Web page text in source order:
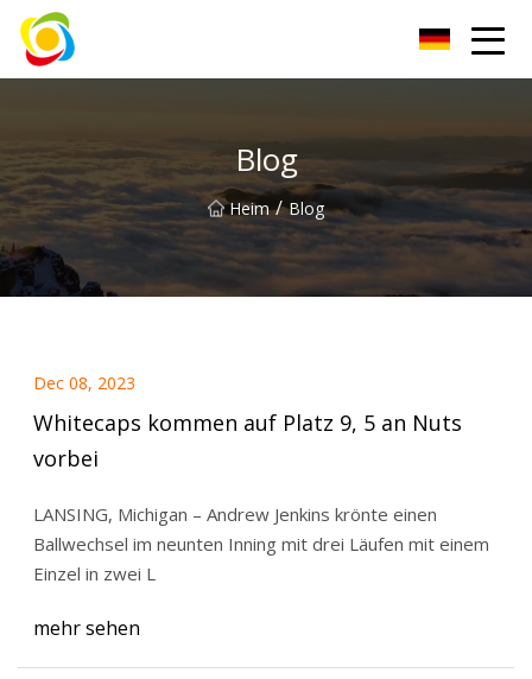
Blog
Heim / Blog
Dec 08, 2023
Whitecaps kommen auf Platz 9, 5 an Nuts
vorbei
LANSING, Michigan – Andrew Jenkins krönte einen
Ballwechsel im neunten Inning mit drei Läufen mit einem
Einzel in zwei L
mehr sehen